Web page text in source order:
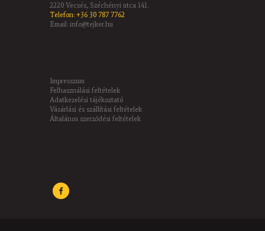
2220 Vecsés, Széchényi utca 141.
Telefon: +36 30 787 7762
Email: info@tejker.hu
Impresszum
Felhasználási feltételek
Adatkezelési tájékoztató
Vásárlási és szállítási feltételek
Általános szerződési feltételek